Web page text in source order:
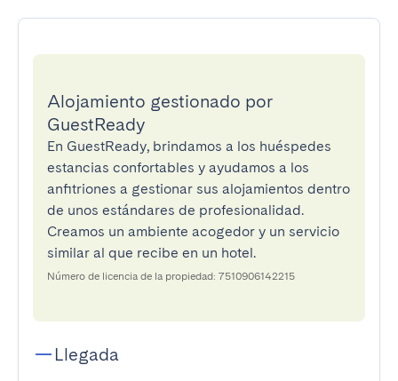
Alojamiento gestionado por
GuestReady
En GuestReady, brindamos a los huéspedes
estancias confortables y ayudamos a los
anfitriones a gestionar sus alojamientos dentro
de unos estándares de profesionalidad.
Creamos un ambiente acogedor y un servicio
similar al que recibe en un hotel.
Número de licencia de la propiedad: 7510906142215
Llegada